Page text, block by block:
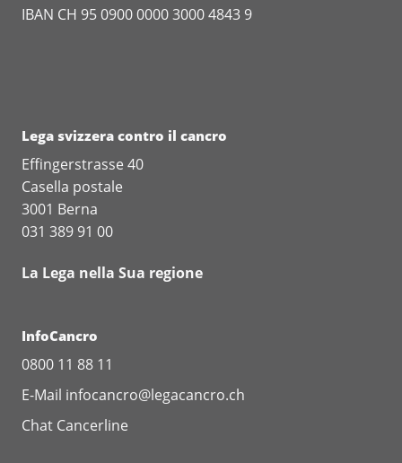
IBAN CH 95 0900 0000 3000 4843 9
Lega svizzera contro il cancro
Effingerstrasse 40
Casella postale
3001 Berna
031 389 91 00
La Lega nella Sua regione
InfoCancro
0800 11 88 11
E-Mail infocancro@legacancro.ch
Chat Cancerline